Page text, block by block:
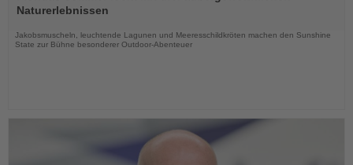
dieNaturerlebnissen
Jakobsmuscheln, leuchtende Lagunen und Meeresschildkröten machen den Sunshine
State zur Bühne besonderer Outdoor-Abenteuer